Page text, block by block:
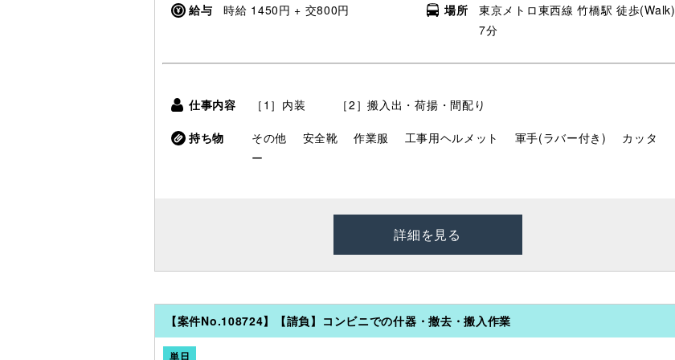
給与 時給 1450円 + 交800円 場所
東京メトロ東西線 竹橋駅 徒歩(Walk)
7分
仕事内容 ［1］内装 ［2］搬入出・荷揚・間配り
持ち物 その他 安全靴 作業服 工事用ヘルメット 軍手(ラバー付き)
カッタ
ー
詳細を見る
【案件No.108724】【請負】コンビニでの什器・撤去・搬入作業
単日